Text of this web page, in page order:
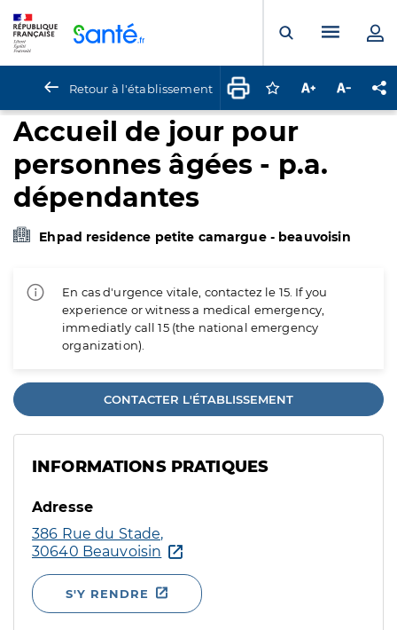
Ouvrir laMenu
Retour à l'établissement Connectez-vous
Augmenter la
Accueil de jour pour
personnes âgées - p.a.
dépendantes
Ehpad residence petite camargue - beauvoisin
En cas d'urgence vitale, contactez le 15. If you
experience or witness a medical emergency,
immediatly call 15 (the national emergency
organization).
CONTACTER L'ÉTABLISSEMENT
INFORMATIONS PRATIQUES
Adresse
386 Rue du Stade,
30640 Beauvoisin
S'Y RENDRE